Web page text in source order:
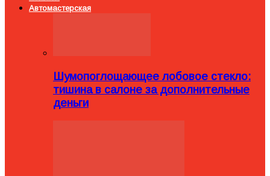
Автомастерская
Шумопоглощающее лобовое стекло:
тишина в салоне за дополнительные
деньги